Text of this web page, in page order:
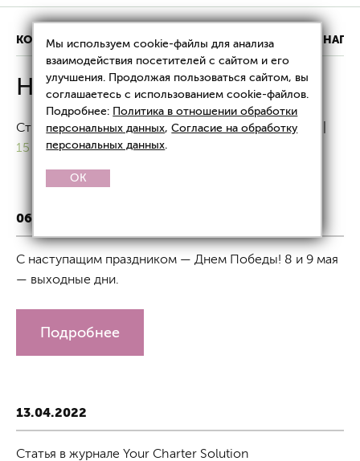
КОНТАКТЫ ИНФОРМАЦИЯ О КЛИНИКЕ НАШИ
Новости
Страницы:« 5|6|7|8 |9| 10 | 11 |12|13|
15
06.05.2022
С наступащим праздником — Днем Победы! 8 и 9 мая
— выходные дни.
Подробнее
13.04.2022
Статья в журнале Your Charter Solution
Мы используем cookie-файлы для анализа
взаимодействия посетителей с сайтом и его
улучшения. Продолжая пользоваться сайтом, вы
соглашаетесь с использованием cookie-файлов.
Подробнее: Политика в отношении обработки
персональных данных,Согласие на обработку
персональных данных.
OK